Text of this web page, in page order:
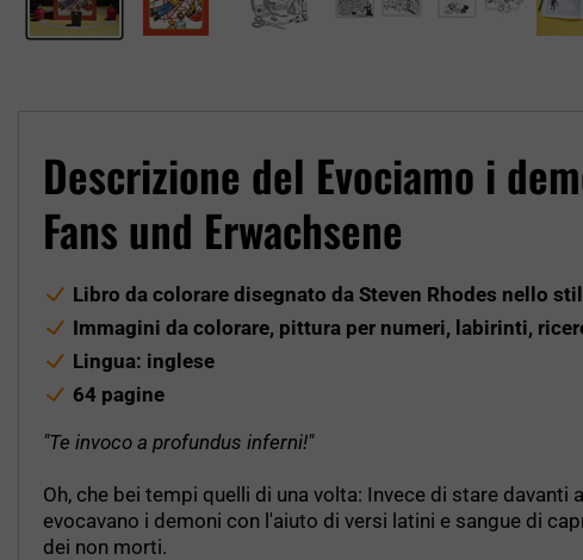
Descrizione del Evociamo i
Fans und Erwachsene
Libro da colorare disegnato da Steven Rhodes nello
Immagini da colorare, pittura per numeri, labirinti,
Lingua: inglese
64 pagine
"Te invoco a profundus inferni!"
Oh, che bei tempi quelli di una volta: Invece di stare
evocavano i demoni con l'aiuto di versi latini e sangue di
dei non morti.